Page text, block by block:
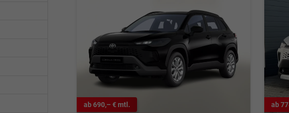
ab 690,– € mtl. ab